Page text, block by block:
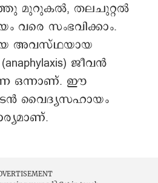
മുറുകൽ, തലചുറ്റൽ
വരെ സംഭവിക്കാം.
അവസ്ഥയായ
ജീവൻ
ഒന്നാണ്. ഈ
വൈദ്യസഹായം